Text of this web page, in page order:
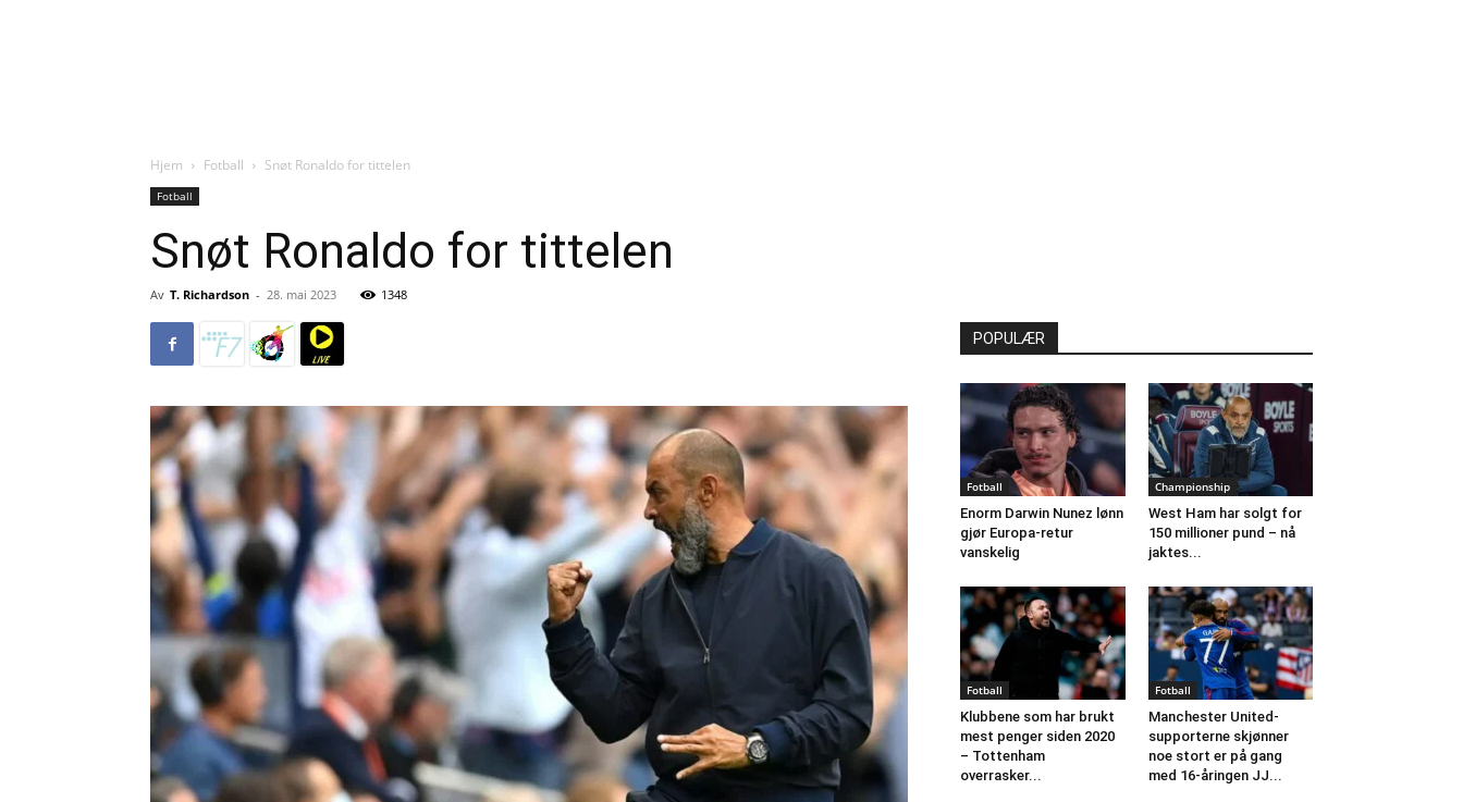
Hjem Fotball Snøt Ronaldo for tittelen
Fotball
Snøt Ronaldo for tittelen
Av T. Richardson - 28. mai 2023 1348
POPULÆR
Fotball
Enorm Darwin Nunez lønn
gjør Europa-retur
vanskelig
Championship
West Ham har solgt for
150 millioner pund – nå
jaktes...
Fotball
Klubbene som har brukt
mest penger siden 2020
– Tottenham
overrasker...
Fotball
Manchester United-
supporterne skjønner
noe stort er på gang
med 16-åringen JJ...